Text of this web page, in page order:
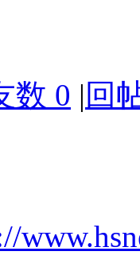
数 0 | 回